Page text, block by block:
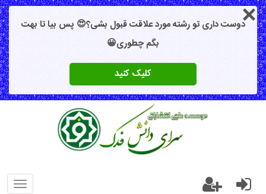
دوست داری تو رشته مورد علاقت قبول بشی؟😍 پس بیا تا بهت
بگم چطوری😀
کلیک کنید